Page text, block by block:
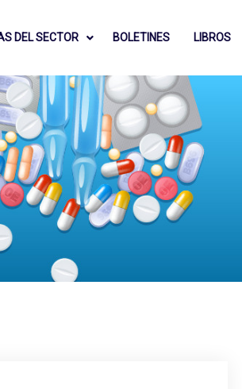
DEL SECTOR BOLETINES LIBROS